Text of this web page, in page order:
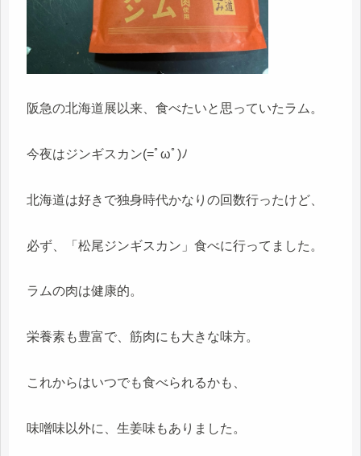
阪急の北海道展以来、食べたいと思っていたラム。
今夜はジンギスカン(=ﾟωﾟ)ﾉ
北海道は好きで独身時代かなりの回数行ったけど、
必ず、「松尾ジンギスカン」食べに行ってました。
ラムの肉は健康的。
栄養素も豊富で、筋肉にも大きな味方。
これからはいつでも食べられるかも、
味噌味以外に、生姜味もありました。